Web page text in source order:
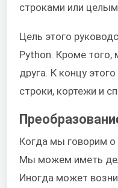
строками или
Цель этого
Python. Кроме
друга. К концу
строки, кортежи и
Когда мы говорим о
Мы можем иметь
Иногда может